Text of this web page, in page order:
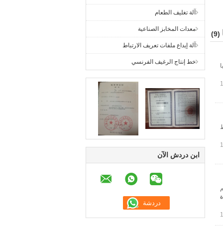
آلة تغليف الطعام
معدات المخابز الصناعية
آلة إيداع ملفات تعريف الارتباط
خط إنتاج الرغيف الفرنسي
ابن دردش الآن
(9)
بين 100 كجم